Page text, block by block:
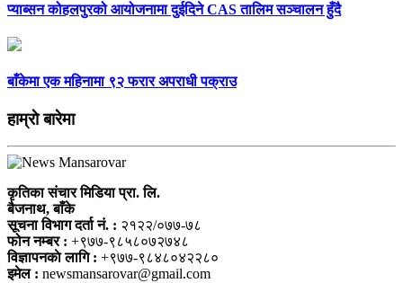
प्याब्सन कोहलपुरको आयोजनामा दुईदिने CAS तालिम सञ्चालन हुँदै
बाँकेमा एक महिनामा ९२ फरार अपराधी पक्राउ
हाम्राे बारेमा
कृतिका संचार मिडिया प्रा. लि.
बैजनाथ, बाँके
सूचना विभाग दर्ता नं. : २१२२/०७७-७८
फोन नम्बर : +९७७-९८५८०७२७४८
विज्ञापनकाे लागि : +९७७-९८४८०४२२८०
इमेल : newsmansarovar@gmail.com